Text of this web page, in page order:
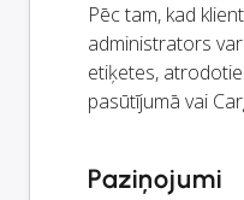
Pēc tam, kad
administrators
etiķetes,
pasūtījumā vai
Paziņojumi